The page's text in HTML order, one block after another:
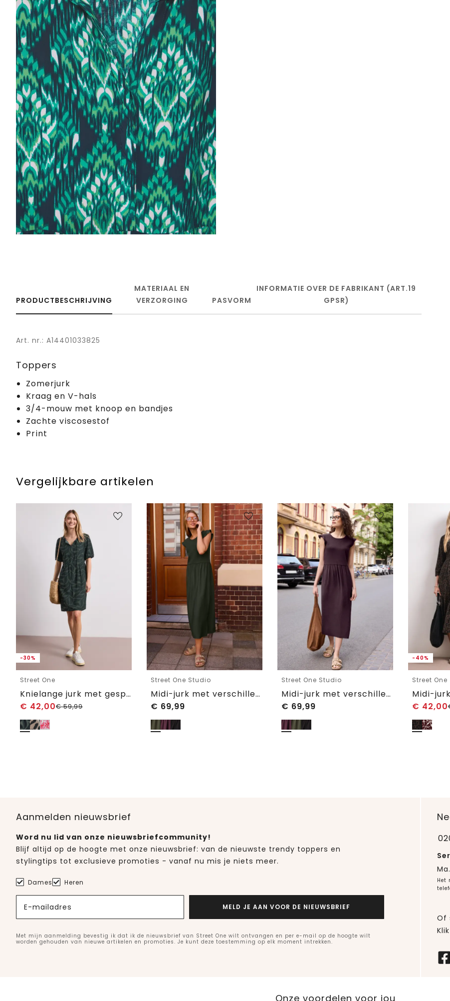
PRODUCTBESCHRIJVING
MATERIAAL EN
VERZORGING
PASVORM
INFORMATIE OVER DE FABRIKANT (ART.19
GPSR)
Art. nr.: A14401033825
Toppers
Zomerjurk
Kraag en V-hals
3/4-mouw met knoop en bandjes
Zachte viscosestof
Print
Vergelijkbare artikelen
-30%
Street One
Knielange jurk met gespleten hals en print
€ 42,00€59,99
Street One Studio
Midi-jurk met verschillende texturen en ronde hals
€ 69,99
Street One Studio
Midi-jurk met verschillende texturen en ronde hals
€ 69,99
-40%
Street One
€ 42,00
Aanmelden nieuwsbrief
Word nu lid van onze nieuwsbriefcommunity!
Blijf altijd op de hoogte met onze nieuwsbrief: van de nieuwste trendy toppers en
stylingtips tot exclusieve promoties - vanaf nu mis je niets meer.
Dames Heren
E-mailadres MELD JE AAN VOOR DE NIEUWSBRIEF
Met mijn aanmelding bevestig ik dat ik de nieuwsbrief van Street One wilt ontvangen en per e-mail op de hoogte wilt
worden gehouden van nieuwe artikelen en promoties. Je kunt deze toestemming op elk moment intrekken.
Het
Of
Onze voordelen voor jou